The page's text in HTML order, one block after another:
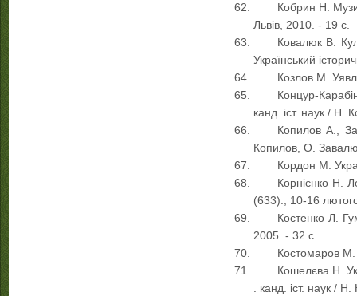
Кобрин Н.
Львів, 2010. - 19 с.
Ковалюк В.
Український
Козлов М.
Концур-
канд. іст. наук / Н.
Копилов А.,
Копилов, О.
Кордон М.
Корнієнко Н.
(633).; 10-16
Костенко Л.
2005. - 32 с.
Костомаров М.
Кошелєва Н.
. канд. іст. наук /